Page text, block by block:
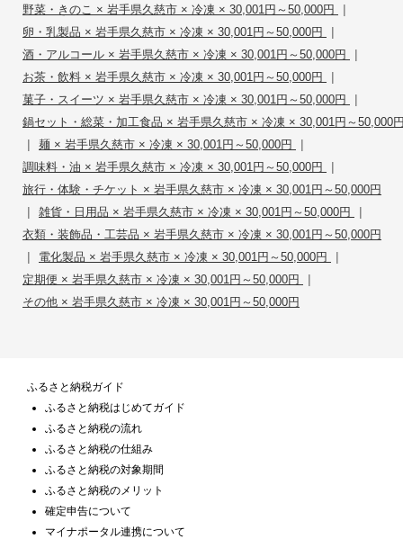
野菜・きのこ × 岩手県久慈市 × 冷凍 × 30,001円～50,000円 |
卵・乳製品 × 岩手県久慈市 × 冷凍 × 30,001円～50,000円 |
酒・アルコール × 岩手県久慈市 × 冷凍 × 30,001円～50,000円 |
お茶・飲料 × 岩手県久慈市 × 冷凍 × 30,001円～50,000円 |
菓子・スイーツ × 岩手県久慈市 × 冷凍 × 30,001円～50,000円 |
鍋セット・総菜・加工食品 × 岩手県久慈市 × 冷凍 × 30,001円～50,000
| 麺 × 岩手県久慈市 × 冷凍 × 30,001円～50,000円 |
調味料・油 × 岩手県久慈市 × 冷凍 × 30,001円～50,000円 |
旅行・体験・チケット × 岩手県久慈市 × 冷凍 × 30,001円～50,000円
| 雑貨・日用品 × 岩手県久慈市 × 冷凍 × 30,001円～50,000円 |
衣類・装飾品・工芸品 × 岩手県久慈市 × 冷凍 × 30,001円～50,000円
| 電化製品 × 岩手県久慈市 × 冷凍 × 30,001円～50,000円 |
定期便 × 岩手県久慈市 × 冷凍 × 30,001円～50,000円 |
その他 × 岩手県久慈市 × 冷凍 × 30,001円～50,000円
ふるさと納税ガイド
ふるさと納税はじめてガイド
ふるさと納税の流れ
ふるさと納税の仕組み
ふるさと納税の対象期間
ふるさと納税のメリット
確定申告について
マイナポータル連携について